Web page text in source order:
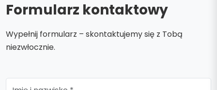
Formularz kontaktowy
Wypełnij formularz – skontaktujemy się z Tobą
niezwłocznie.